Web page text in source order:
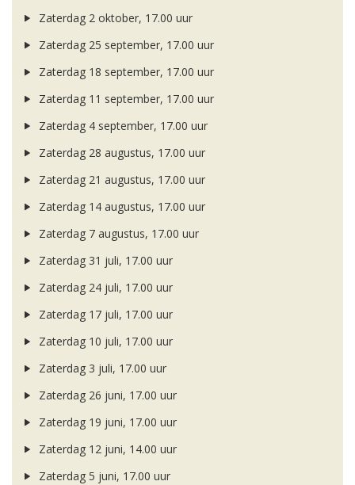
Zaterdag 2 oktober, 17.00 uur
Zaterdag 25 september, 17.00 uur
Zaterdag 18 september, 17.00 uur
Zaterdag 11 september, 17.00 uur
Zaterdag 4 september, 17.00 uur
Zaterdag 28 augustus, 17.00 uur
Zaterdag 21 augustus, 17.00 uur
Zaterdag 14 augustus, 17.00 uur
Zaterdag 7 augustus, 17.00 uur
Zaterdag 31 juli, 17.00 uur
Zaterdag 24 juli, 17.00 uur
Zaterdag 17 juli, 17.00 uur
Zaterdag 10 juli, 17.00 uur
Zaterdag 3 juli, 17.00 uur
Zaterdag 26 juni, 17.00 uur
Zaterdag 19 juni, 17.00 uur
Zaterdag 12 juni, 14.00 uur
Zaterdag 5 juni, 17.00 uur